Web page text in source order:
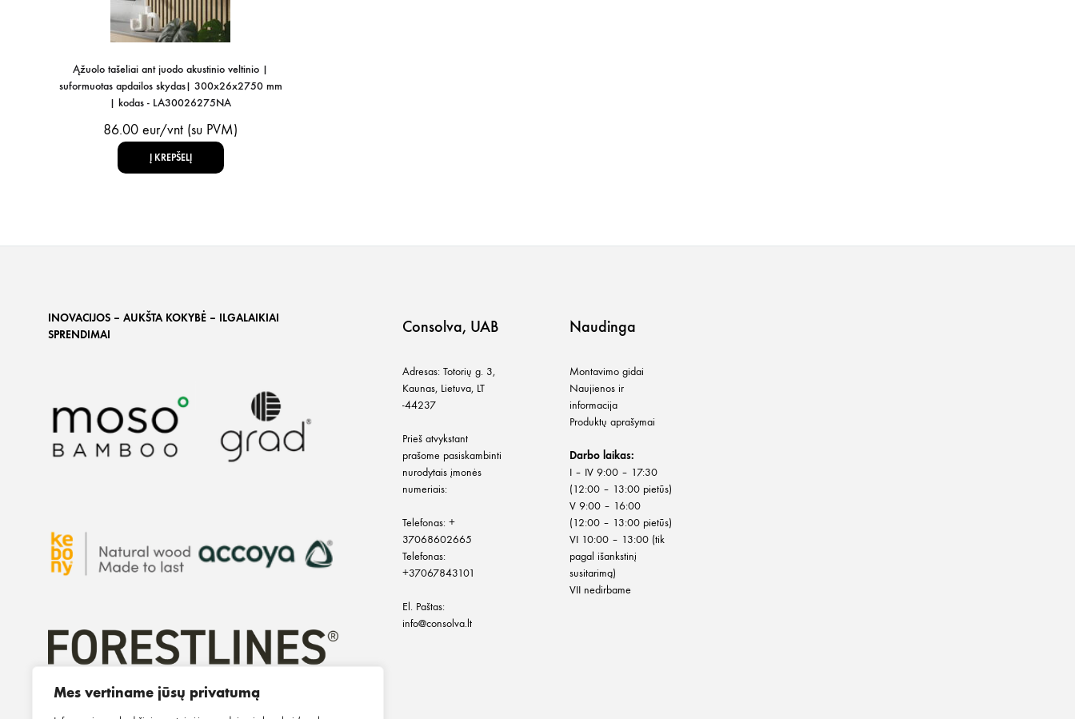
Mes vertiname jūsų privatumą
Ąžuolo tašeliai ant juodo akustinio veltinio |
suformuotas apdailos skydas| 300x26x2750 mm
| kodas - LA30026275NA
86.00 eur/vnt (su PVM)
Į KREPŠELĮ
INOVACIJOS – AUKŠTA KOKYBĖ – ILGALAIKIAI
SPRENDIMAI
Consolva, UAB
Adresas: Totorių g. 3,
Kaunas, Lietuva, LT
-44237
Prieš atvykstant
prašome pasiskambinti
nurodytais įmonės
numeriais:
Telefonas: +
37068602665
Telefonas:
+37067843101
El. Paštas:
info@consolva.lt
Naudinga
Montavimo gidai
Naujienos ir
informacija
Produktų aprašymai
Darbo laikas:
I – IV 9:00 – 17:30
(12:00 – 13:00 pietūs)
V 9:00 – 16:00
(12:00 – 13:00 pietūs)
VI 10:00 – 13:00 (tik
pagal išankstinį
susitarimą)
VII nedirbame